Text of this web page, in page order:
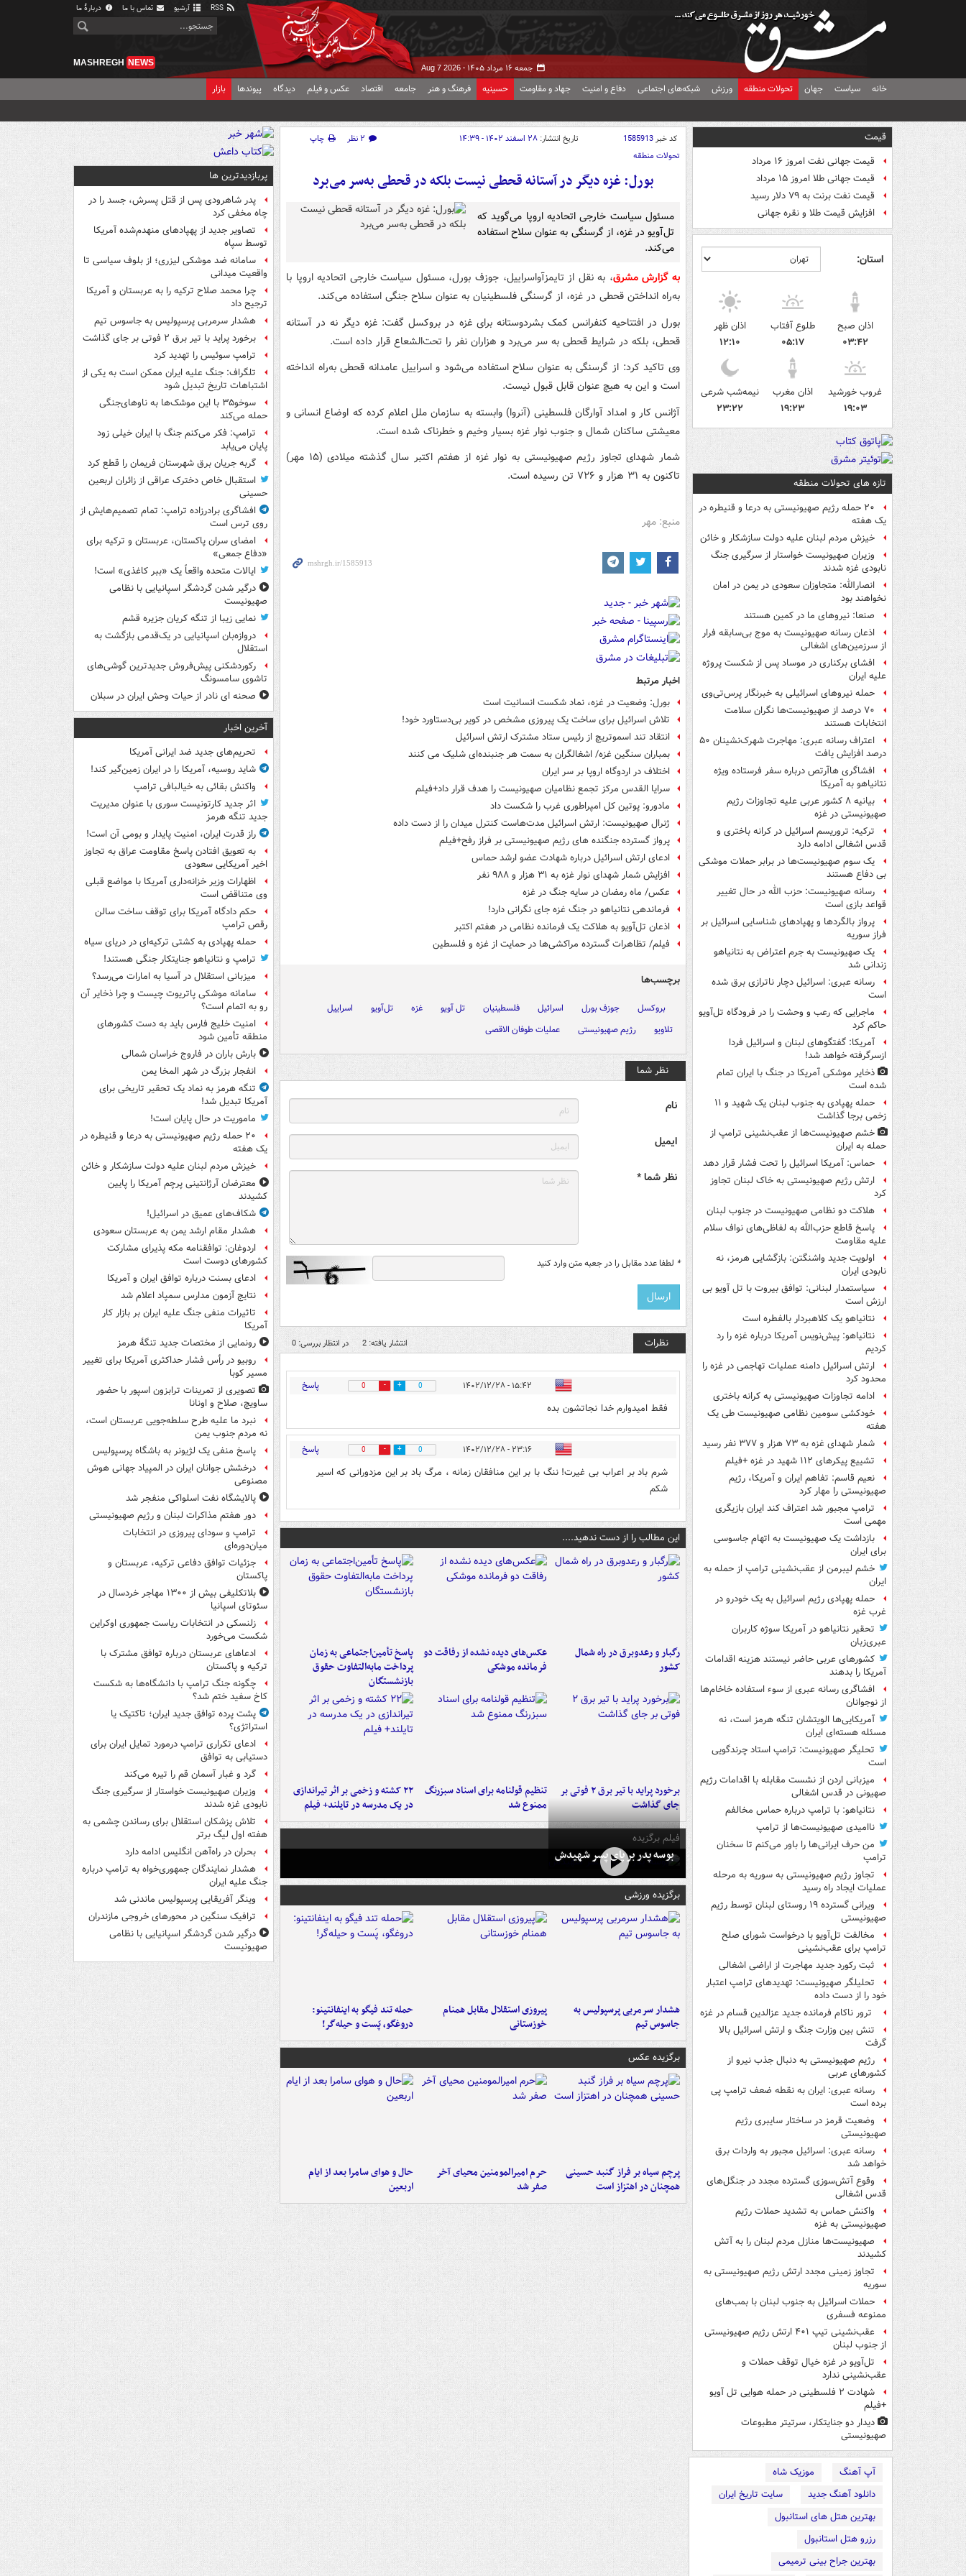
آرشیو تماس با ما دربارهٔ ما
جمعه ۱۶ مرداد ۱۴۰۵ - Aug 7 2026
MASHREGH NEWS
خانه سیاست جهان تحولات منطقه ورزش شبکه‌های اجتماعی دفاع و امنیت جهاد و مقاومت حسینیه فرهنگ و هنر جامعه اقتصاد عکس و فیلم دیدگاه پیوندها بازار
قیمت
قیمت جهانی نفت امروز ۱۶ مرداد
قیمت جهانی طلا امروز ۱۵ مرداد
قیمت نفت برنت به ۷۹ دلار رسید
افزایش قیمت طلا و نقره جهانی
استان:
اذان صبح
۰۳:۴۲
طلوع آفتاب
۰۵:۱۷
اذان ظهر
۱۲:۱۰
غروب خورشید
۱۹:۰۳
اذان مغرب
۱۹:۲۳
نیمه‌شب شرعی
۲۳:۲۲
تازه های تحولات منطقه
۲۰ حمله رژیم صهیونیستی به درعا و قنیطره در
یک هفته
خیزش مردم لبنان علیه دولت سازشکار و خائن
وزیران صهیونیست خواستار از سرگیری جنگ
نابودی غزه شدند
انصارالله: متجاوزان سعودی در یمن در امان
نخواهند بود
صنعا: نیروهای ما در کمین‌ هستند
اذعان رسانه صهیونیست به موج بی‌سابقه فرار
از سرزمین‌های اشغالی
افشای برکناری در موساد پس از شکست پروژه
علیه ایران
حمله نیروهای اسرائیلی به خبرنگار پرس‌تی‌وی
۷۰ درصد از صهیونیست‌ها نگران سلامت
انتخابات هستند
اعتراف رسانه عبری: مهاجرت شهرک‌نشینان ۵۰
درصد افزایش یافت
افشاگری هاآرتص درباره سفر فرستاده ویژه
نتانیاهو به آمریکا
بیانیه ۸ کشور عربی علیه تجاوزات رژیم
صهیونیستی در غزه
ترکیه: تروریسم اسرائیل در کرانه باختری و
قدس اشغالی ادامه دارد
یک‌ سوم صهیونیست‌ها در برابر حملات موشکی
بی دفاع هستند
رسانه صهیونیست: حزب الله در حال تغییر
قواعد بازی است
پرواز بالگردها و پهپادهای شناسایی اسرائیل بر
فراز سوریه
یک صهیونیست به جرم اعتراض به نتانیاهو
زندانی شد
رسانه عبری: اسرائیل دچار ناترازی برق شده
است
ماجرایی که رعب و وحشت را در فرودگاه تل‌آویو
حاکم کرد
آمریکا: گفتگوهای لبنان و اسرائیل فردا
ازسرگرفته خواهد شد!
ذخایر موشکی آمریکا در جنگ با ایران تمام
شده است
حمله پهپادی به جنوب لبنان یک شهید و ۱۱
زخمی برجا گذاشت
خشم صهیونیست‌ها از عقب‌نشینی ترامپ از
حمله به ایران
حماس: آمریکا اسرائیل را تحت فشار قرار دهد
ارتش رژیم صهیونیستی به خاک لبنان تجاوز
کرد
هلاکت دو نظامی صهیونیست در جنوب لبنان
پاسخ قاطع حزب‌الله به لفاظی‌های نواف سلام
علیه مقاومت
اولویت جدید واشنگتن: بازگشایی هرمز، نه
نابودی ایران
سیاستمدار لبنانی: توافق بیروت با تل آویو بی
ارزش است
نتانیاهو یک کلاهبردار بالفطره است
نتانیاهو: پیش‌نویس آمریکا درباره غزه را رد
کردیم
ارتش اسرائیل دامنه عملیات تهاجمی در غزه را
محدود کرد
ادامه تجاوزات صهیونیستی به کرانه باختری
خودکشی سومین نظامی صهیونیست طی یک
هفته
شمار شهدای غزه به ۷۳ هزار و ۳۷۷ نفر رسید
تشییع پیکرهای ۱۱۲ شهید در غزه +فیلم
نعیم قاسم: تفاهم ایران و آمریکا، رژیم
صهیونیستی را مهار کرد
ترامپ مجبور شد اعتراف کند ایران بازیگری
مهمی است
بازداشت یک صهیونیست به اتهام جاسوسی
برای ایران
خشم لیبرمن از عقب‌نشینی ترامپ از حمله به
ایران
حمله پهپادی رژیم اسرائیل به یک خودرو در
غرب غزه
تحقیر نتانیاهو در آمریکا سوژه کاربران
عبری‌زبان
کشورهای عربی حاضر نیستند هزینه اقدامات
آمریکا را بدهند
افشاگری رسانه عبری از سوء استفاده خاخام‌ها
از نوجوانان
آمریکایی‌ها الویتشان تنگه هرمز است، نه
مسئله هسته‌ای ایران
تحلیگر صهیونیست: ترامپ استاد چرندگویی
است
میزبانی اردن از نشست مقابله با اقدامات رژیم
صهیونی در قدس اشغالی
نتانیاهو: با ترامپ درباره حماس مخالفم
ناامیدی صهیونیست‌ها از ترامپ
من حرف ایرانی‌ها را باور می‌کنم تا سخنان
ترامپ
تجاوز رژیم صهیونیستی به سوریه به مرحله
عملیات ایجاد راه رسید
ویرانی گسترده ۱۹ روستای لبنان توسط رژیم
صهیونیستی
مخالفت تل‌آویو با درخواست شورای صلح
ترامپ برای عقب‌نشینی
ثبت رکورد جدید مهاجرت از اراضی اشغالی
تحلیلگر صهیونیست: تهدیدهای ترامپ اعتبار
خود را از دست داده
ترور ناکام فرمانده جدید عزالدین قسام در غزه
تنش بین وزارت جنگ و ارتش اسرائیل بالا
گرفت
رژیم صهیونیستی به دنبال جذب نیرو از
کشورهای عربی
رسانه عبری: ایران به نقطه ضعف ترامپ پی
برده است
وضعیت قرمز در ساختار سایبری رژیم
صهیونیستی
رسانه عبری: اسرائیل مجبور به واردات برق
خواهد شد
وقوع آتش‌سوزی گسترده مجدد در جنگل‌های
قدس اشغالی
واکنش حماس به تشدید حملات رژیم
صهیونیستی به غزه
صهیونیست‌ها منازل مردم لبنان را به ‌آتش
کشیدند
تجاوز زمینی مجدد ارتش رژیم صهیونیستی به
سوریه
حملات اسرائیل به جنوب لبنان با بمب‌های
ممنوعه فسفری
عقب‌نشینی تیپ ۴۰۱ ارتش رژیم صهیونیستی
از جنوب لبنان
تل‌آویو در غزه خیال توقف حملات و
عقب‌نشینی ندارد
شهادت ۲ فلسطینی در حمله هوایی تل آویو
+فیلم
دیدار دو جنایتکار،‌ سرتیتر مطبوعات
صهیونیستی
آپ آهنگ
موزیک شاه
دانلود آهنگ جدید
سایت تاریخ ایران
بهترین هتل های استانبول
رزرو هتل استانبول
بهترین جراح بینی ترمیمی
کد خبر1585913 تاریخ انتشار: ۲۸ اسفند ۱۴۰۲ - ۱۴:۳۹ ۲ نظر
چاپ
تحولات منطقه
بورل: غزه دیگر در آستانه قحطی نیست بلکه در قحطی به‌سر می‌برد
مسئول سیاست خارجی اتحادیه اروپا می‌گوید که
تل‌آویو در غزه، از گرسنگی به عنوان سلاح استفاده
می‌کند.
به گزارش مشرق، به نقل از تایمزآواسراییل، جوزف بورل، مسئول سیاست خارجی اتحادیه اروپا با
به‌راه انداختن قحطی در غزه، از گرسنگی فلسطینیان به عنوان سلاح جنگی استفاده می‌کند.
بورل در افتتاحیه کنفرانس کمک بشردوستانه برای غزه در بروکسل گفت: غزه دیگر نه در آستانه
قحطی، بلکه در شرایط قحطی به سر می‌برد و هزاران نفر را تحت‌الشعاع قرار داده است.
وی تاکید کرد: از گرسنگی به عنوان سلاح استفاده می‌شود و اسراییل عامدانه قحطی به‌راه انداخته
است و این به هیچ عنوان قابل قبول نیست.
آژانس کار و امداد آوارگان فلسطینی (آنروا) وابسته به سازمان ملل اعلام کرده که اوضاع انسانی و
معیشتی ساکنان شمال و جنوب نوار غزه بسیار وخیم و خطرناک شده است.
شمار شهدای تجاوز رژیم صهیونیستی به نوار غزه از هفتم اکتبر سال گذشته میلادی (۱۵ مهر)
تاکنون به ۳۱ هزار و ۷۲۶ تن رسیده است.
منبع: مهر
اخبار مرتبط
بورل: وضعیت در غزه، نماد شکست انسانیت است
تلاش اسرائیل برای ساخت یک پیروزی مشخص در کویر بی‌دستاورد خود!
انتقاد تند اسموتریچ از رئیس ستاد مشترک ارتش اسرائیل
بمباران سنگین غزه/ اشغالگران به سمت هر جنبنده‌ای شلیک می کنند
اختلاف در اردوگاه اروپا بر سر ایران
سرایا القدس مرکز تجمع نظامیان صهیونیست را هدف قرار داد+فیلم
مادورو: پوتین کل امپراطوری غرب را شکست داد
ژنرال صهیونیست: ارتش اسرائیل مدت‌هاست کنترل میدان را از دست داده
پرواز گسترده جنگنده های رژیم صهیونیستی بر فراز رفح+فیلم
ادعای ارتش اسرائیل درباره شهادت عضو ارشد حماس
افزایش شمار شهدای نوار غزه به ۳۱ هزار و ۹۸۸ نفر
عکس/ ماه رمضان در سایه جنگ در غزه
فرماندهی نتانیاهو در جنگ غزه جای نگرانی دارد!
اذعان تل‌آویو به هلاکت یک فرمانده نظامی در هفتم اکتبر
فیلم/ تظاهرات گسترده مراکشی‌ها در حمایت از غزه و فلسطین
برچسب‌ها
بروکسل جوزف بورل اسرائیل فلسطینیان تل آویو غزه تل‌آویو
اسراییل
تلاویو
رژیم صهیونیستی عملیات طوفان الاقصی
نظر شما
نام
ایمیل
نظر شما *
* لطفا عدد مقابل را در جعبه متن وارد کنید
نظرات انتشار یافته: 2 در انتظار بررسی: 0
۱۵:۴۲ - ۱۴۰۲/۱۲/۲۸ 0
0 پاسخ
فقط امیدوارم خدا نجاتشون بده
۲۳:۱۶ - ۱۴۰۲/۱۲/۲۸ 0
0 پاسخ
شرم باد بر اعراب بی غیرت! ننگ با بر این منافقان زمانه ، مرگ باد بر این مزدورانی که اسیر
شکم
این مطالب را از دست ندهید....
رگبار و رعدوبرق در راه شمال
کشور
عکس‌های دیده نشده از رفاقت دو
فرمانده‌ موشکی
پاسخ تأمین‌اجتماعی به زمان
پرداخت مابه‌التفاوت حقوق
بازنشستگان
برخورد پراید با تیر برق ۲ فوتی بر
جای گذاشت
تنظیم قولنامه برای اسناد سبزرنگ
ممنوع شد
۲۲ کشته و زخمی بر اثر تیراندازی
در یک مدرسه در تایلند+ فیلم
فیلم برگزیده
بوسه‌ پدر بر پای پسر شهیدش
برگزیده ورزشی
هشدار سرمربی پرسپولیس به
جاسوس تیم
پیروزی استقلال مقابل همنام
خوزستانی
حمله تند فیگو به اینفانتینو:
دروغگو، پَست‌ و حیله‌گر!
برگزیده عکس
پرچم سیاه بر فراز گنبد حسینی
همچنان در اهتزاز است
حرم امیرالمومنین محیای آخر
صفر شد
حال و هوای سامرا بعد از ایام
اربعین
پربازدیدترین ها
پدر شاهرودی پس از قتل پسرش، جسد را در
چاه مخفی کرد
تصاویر جدید از پهپادهای منهدم‌شده آمریکا
توسط سپاه
سامانه ضد موشکی لیزری؛ از بلوف سیاسی تا
واقعیت میدانی
چرا محمد صلاح ترکیه را به عربستان و آمریکا
ترجیح داد
هشدار سرمربی پرسپولیس به جاسوس تیم
برخورد پراید با تیر برق ۲ فوتی بر جای گذاشت
ترامپ سوئیس را تهدید کرد
تلگراف: جنگ علیه ایران ممکن است به یکی از
اشتباهات تاریخ تبدیل شود
سوخو۳۵ با این موشک‌ها به ناوهای‌جنگی
حمله می‌کند
ترامپ: فکر می‌کنم جنگ با ایران خیلی زود
پایان می‌یابد
گربه جریان برق شهرستان فریمان را قطع کرد
استقبال خاص دخترک عراقی از زائران اربعین
حسینی
افشاگری برادرزاده ترامپ: تمام تصمیم‌هایش از
روی ترس است
امضای سران پاکستان، عربستان و ترکیه برای
«دفاع جمعی»
ایالات متحده واقعاً یک «ببر کاغذی» است!
درگیر شدن گردشگر اسپانیایی با نظامی
صهیونیست
نمایی زیبا از تنگه کریان جزیره قشم
دروازه‌بان اسپانیایی در یک‌قدمی بازگشت به
استقلال
رکوردشکنی پیش‌فروش جدیدترین گوشی‌های
تاشوی سامسونگ
صحنه ای نادر از حیات وحش ایران در سبلان
آخرین اخبار
تحریم‌های جدید ضد ایرانی آمریکا
شاید روسیه، آمریکا را در ایران زمین‌گیر کند!
واکنش بقائی به خیالبافی ترامپ
اثر جدید کارتونیست سوری با عنوان مدیریت
جدید تنگه هرمز
راز قدرت ایران، امنیت پایدار و بومی آن است!
به تعویق افتادن پاسخ مقاومت عراق به تجاوز
اخیر آمریکایی سعودی
اظهارات وزیر خزانه‌داری آمریکا با مواضع قبلی
وی متناقض است
حکم دادگاه آمریکا برای توقف ساخت سالن
رقص ترامپ
حمله پهپادی به کشتی ترکیه‌ای در دریای سیاه
ترامپ و نتانیاهو جنایتکار جنگی هستند!
میزبانی استقلال در آسیا به امارات می‌رسد؟
سامانه موشکی پاتریوت چیست و چرا ذخایر آن
رو به اتمام است؟
امنیت خلیج فارس باید به دست کشورهای
منطقه تأمین شود
بارش باران در فاروج خراسان شمالی
انفجار بزرگ در شهر المخا یمن
تنگه هرمز به نماد یک تحقیر تاریخی برای
آمریکا تبدیل شد!
ماموریت در حال پایان است!
۲۰ حمله رژیم صهیونیستی به درعا و قنیطره در
یک هفته
خیزش مردم لبنان علیه دولت سازشکار و خائن
معترضان آرژانتینی پرچم آمریکا را پایین
کشیدند
شکاف‌های عمیق در اسرائیل!
هشدار مقام ارشد یمن به عربستان سعودی
اردوغان: توافقنامه مکه پذیرای مشارکت
کشورهای دوست است
ادعای بسنت درباره توافق ایران و آمریکا
نتایج آزمون مدارس سمپاد اعلام شد
تاثیرات منفی جنگ علیه ایران بر بازار کار
آمریکا
رونمایی از مختصات جدید تنگۀ هرمز
روبیو در رأس فشار حداکثری آمریکا برای تغییر
مسیر کوبا
تصویری از تمرینات ترابزون اسپور با حضور
ساویچ، صلاح و اونانا
نبرد ما علیه طرح سلطه‌جویی عربستان است،
نه مردم جنوب یمن
پاسخ منفی یک لژیونر به باشگاه پرسپولیس
درخشش جوانان ایران در المپیاد جهانی هوش
مصنوعی
پالایشگاه نفت اسلواکی منفجر شد
دور هفتم مذاکرات لبنان و رژیم صهیونیستی
ترامپ و سودای پیروزی در انتخابات
میان‌دوره‌ای
جزئیات توافق دفاعی ترکیه، عربستان و
پاکستان
بلاتکلیفی بیش از ۱۳۰۰ مهاجر خردسال در
سئوتای اسپانیا
زلنسکی در انتخابات ریاست جمهوری اوکراین
شکست می‌خورد
ادعاهای عربستان درباره توافق مشترک با
ترکیه و پاکستان
چگونه جنگ ترامپ با دانشگاه‌ها به شکست
کاخ سفید ختم شد؟
پشت پرده توافق جدید ایران؛ تاکتیک یا
استراتژی؟
ادعای تکراری ترامپ درمورد تمایل ایران برای
دستیابی به توافق
گرد و غبار آسمان قم را تیره می‌کند
وزیران صهیونیست خواستار از سرگیری جنگ
نابودی غزه شدند
تلاش پزشکان استقلال برای رساندن چشمی به
هفته اول لیگ برتر
بحران در راه‌آهن انگلیس ادامه دارد
هشدار نمایندگان جمهوری‌خواه به ترامپ درباره
جنگ علیه ایران
وینگر آفریقایی پرسپولیس ماندنی شد
ترافیک سنگین در محورهای خروجی مازندران
درگیر شدن گردشگر اسپانیایی با نظامی
صهیونیست